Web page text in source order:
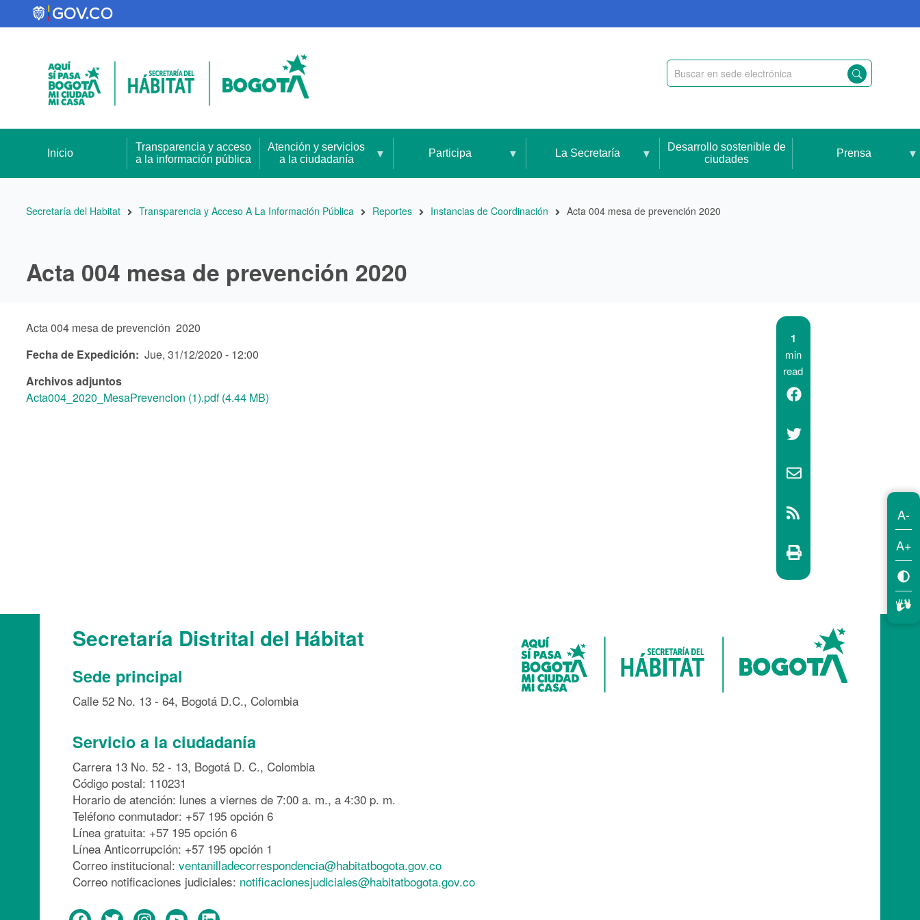
al
Inicio
Transparencia y acceso
a la información pública
Atención y servicios
a la ciudadanía
Participa La Secretaría
Desarrollo sostenible de
ciudades
Prensa
Ruta
navegación
Secretaría del Habitat Transparencia y Acceso A La Información Pública Reportes Instancias de Coordinación Acta 004 mesa de prevención 2020
Acta 004 mesa de prevención 2020
Acta 004 mesa de prevención 2020
Fecha de Expedición
Jue, 31/12/2020 - 12:00
Archivos adjuntos
Acta004_2020_MesaPrevencion (1).pdf (4.44 MB)
1
min
read
Secretaría Distrital del Hábitat
Sede principal
Calle 52 No. 13 - 64, Bogotá D.C., Colombia
Servicio a la ciudadanía
Carrera 13 No. 52 - 13, Bogotá D. C., Colombia
Código postal: 110231
Horario de atención: lunes a viernes de 7:00 a. m., a 4:30 p. m.
Teléfono conmutador: +57 195 opción 6
Línea gratuita: +57 195 opción 6
Línea Anticorrupción: +57 195 opción 1
Correo institucional:ventanilladecorrespondencia@habitatbogota.gov.co
Correo notificaciones judiciales: notificacionesjudiciales@habitatbogota.gov.co
A-
A+